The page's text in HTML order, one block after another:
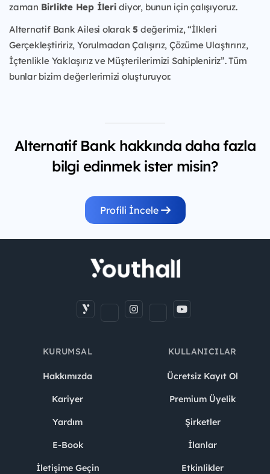
zaman Birlikte Hep İleridiyor, bunun için çalışıyoruz.
Alternatif Bank Ailesi olarak5 değerimiz, “İlkleri
Gerçekleştiririz, Yorulmadan Çalışırız, Çözüme Ulaştırırız,
İçtenlikle Yaklaşırız ve Müşterilerimizi Sahipleniriz”. Tüm
bunlar bizim değerlerimizi oluşturuyor.
Alternatif Bank hakkında daha fazla
bilgi edinmek ister misin?
Profili İncele
KURUMSAL
Hakkımızda
Kariyer
Yardım
E-Book
İletişime Geçin
KULLANICILAR
Ücretsiz Kayıt Ol
Premium Üyelik
Şirketler
İlanlar
Etkinlikler